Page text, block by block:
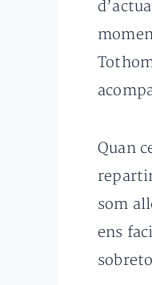
Quan
som
ens